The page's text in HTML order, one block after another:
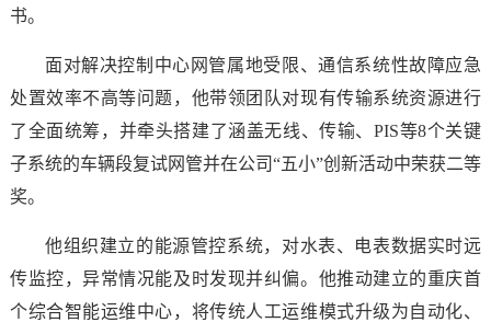
书。
面对解决控制中心网管属地受限、通信系统性故障应急
处置效率不高等问题，他带领团队对现有传输系统资源进行
了全面统筹，并牵头搭建了涵盖无线、传输、PIS等8个关键
子系统的车辆段复试网管并在公司“五小”创新活动中荣获二等
奖。
他组织建立的能源管控系统，对水表、电表数据实时远
传监控，异常情况能及时发现并纠偏。他推动建立的重庆首
个综合智能运维中心，将传统人工运维模式升级为自动化、